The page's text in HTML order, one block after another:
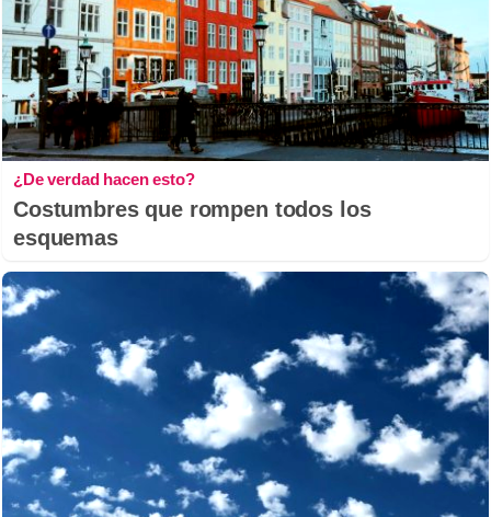
¿De verdad hacen esto?
Costumbres que rompen todos los
esquemas